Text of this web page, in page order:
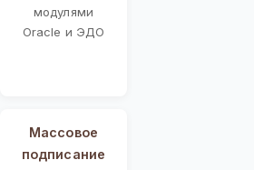
модулями
Oracle и ЭДО
Массовое
подписание